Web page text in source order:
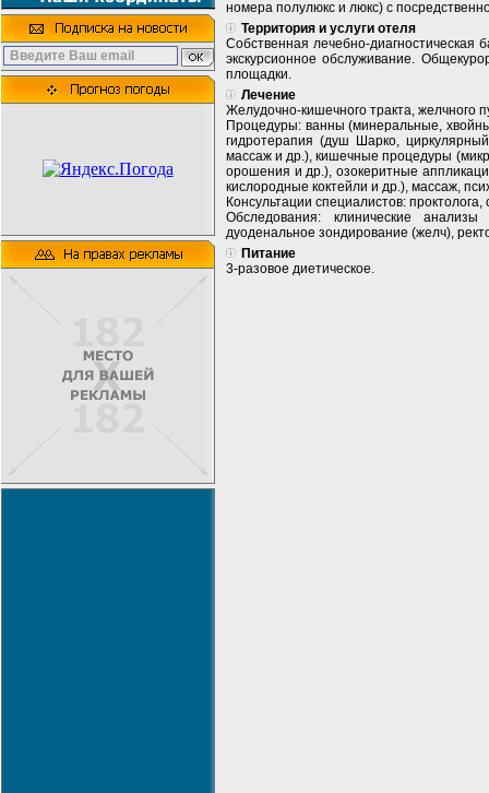
номера полулюкс и люкс) с
Территория и услуги отеля
Собственная лечебно-диагностическая
экскурсионное обслуживание.
площадки.
Лечение
Желудочно-кишечного тракта, желчного
Процедуры: ванны (минеральные,
гидротерапия (душ Шарко,
массаж и др.), кишечные процедуры
орошения и др.), озокеритные
кислородные коктейли и др.), массаж,
Консультации специалистов:
Обследования: клинические
дуоденальное зондирование (желч),
Питание
3-разовое диетическое.